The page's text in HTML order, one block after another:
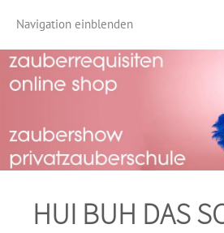
Navigation einblenden
HUI BUH DAS